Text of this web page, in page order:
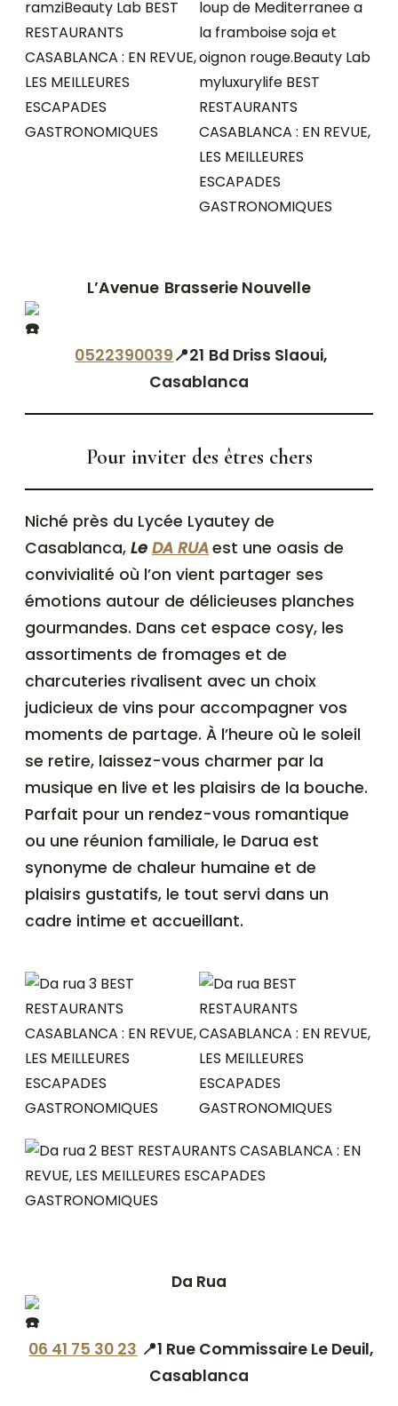
L’Avenue Brasserie Nouvelle
0522390039📍21 Bd Driss Slaoui,
Casablanca
Pour inviter des êtres chers
Niché près du Lycée Lyautey de
Casablanca,LeDA RUAest une oasis de
convivialité où l’on vient partager ses
émotions autour de délicieuses planches
gourmandes. Dans cet espace cosy, les
assortiments de fromages et de
charcuteries rivalisent avec un choix
judicieux de vins pour accompagner vos
moments de partage. À l’heure où le soleil
se retire, laissez-vous charmer par la
musique en live et les plaisirs de la bouche.
Parfait pour un rendez-vous romantique
ou une réunion familiale, le Darua est
synonyme de chaleur humaine et de
plaisirs gustatifs, le tout servi dans un
cadre intime et accueillant.
Da Rua
06 41 75 30 23 📍1 Rue Commissaire Le Deuil,
Casablanca